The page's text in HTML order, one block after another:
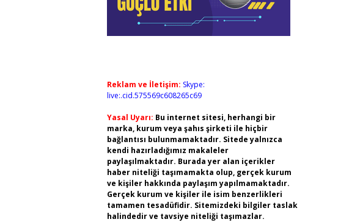
Reklam ve İletişim: Skype:
live:.cid.575569c608265c69
Yasal Uyarı: Bu internet sitesi, herhangi bir
marka, kurum veya şahıs şirketi ile hiçbir
bağlantısı bulunmamaktadır. Sitede yalnızca
kendi hazırladığımız makaleler
paylaşılmaktadır. Burada yer alan içerikler
haber niteliği taşımamakta olup, gerçek kurum
ve kişiler hakkında paylaşım yapılmamaktadır.
Gerçek kurum ve kişiler ile isim benzerlikleri
tamamen tesadüfidir. Sitemizdeki bilgiler taslak
halindedir ve tavsiye niteliği taşımazlar.